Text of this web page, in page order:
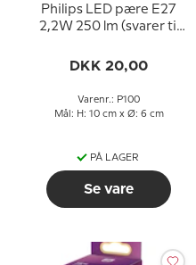
Philips LED pære E27
2,2W 250 lm (svarer til
2700k (15000 timer)
DKK 20,00
Varenr.: P100
Mål: H: 10 cm x Ø: 6 cm
PÅ LAGER
Se vare